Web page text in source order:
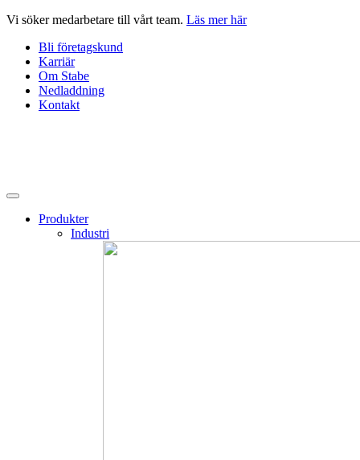
Hoppa
innehåll
Vi söker medarbetare till vårt team. Läs mer här
Bli företagskund
Karriär
Om Stabe
Nedladdning
Kontakt
Produkter
Industri